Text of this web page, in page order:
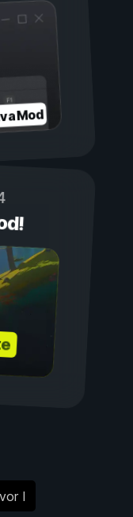
Mod
I